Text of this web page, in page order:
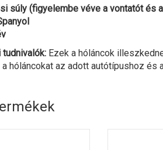
súly (figyelembe véve a vontatót és
Ezek a hóláncok
hóláncokat az adott autótípushoz